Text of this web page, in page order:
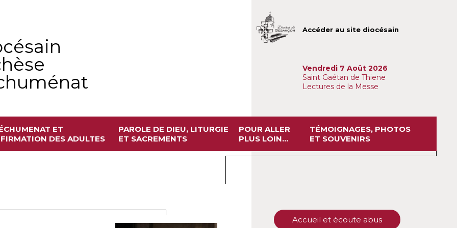
Accéder au site diocésain
Vendredi 7 Août 2026
Saint Gaétan de Thiene
Lectures de la Messe
ET
DES ADULTES
PAROLE DE DIEU, LITURGIE
ET SACREMENTS
POUR ALLER
PLUS LOIN...
TÉMOIGNAGES, PHOTOS
ET SOUVENIRS
Accueil et écoute abus